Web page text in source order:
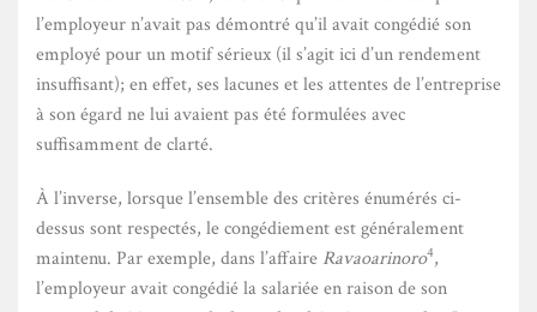
l’employeur n’avait pas démontré qu’il avait congédié son
employé pour un motif sérieux (il s’agit ici d’un rendement
insuffisant); en effet, ses lacunes et les attentes de l’entreprise
à son égard ne lui avaient pas été formulées avec
suffisamment de clarté.
À l’inverse, lorsque l’ensemble des critères énumérés ci-
dessus sont respectés, le congédiement est généralement
maintenu. Par exemple, dans l’affaire Ravaoarinoro4,
l’employeur avait congédié la salariée en raison de son